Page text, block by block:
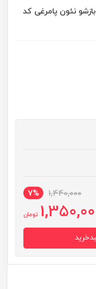
نئون پامرغی کد
1,440,000
7%
تومان